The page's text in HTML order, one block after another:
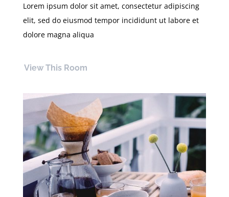
Lorem ipsum dolor sit amet, consectetur adipiscing
elit, sed do eiusmod tempor incididunt ut labore et
dolore magna aliqua
View This Room